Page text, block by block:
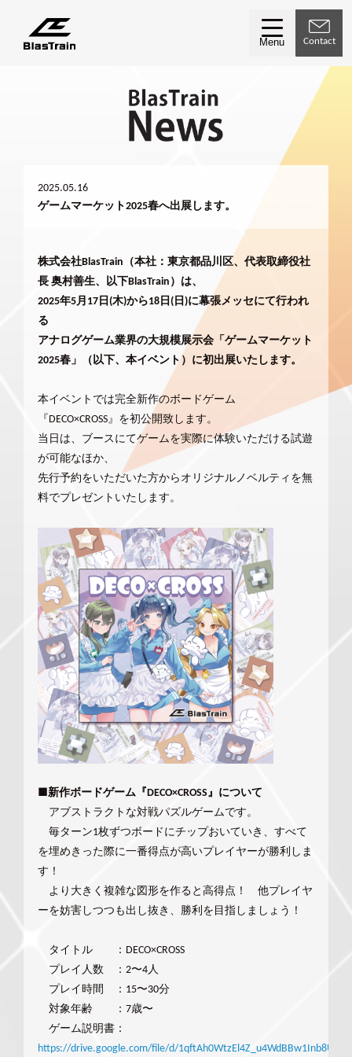
Menu Contact
2025.05.16
ゲームマーケット2025春へ出展します。
株式会社BlasTrain（本社：東京都品川区、代表取締役社
長 奥村善生、以下BlasTrain）は、
2025年5月17日(木)から18日(日)に幕張メッセにて行われ
る
アナログゲーム業界の大規模展示会「ゲームマーケット
2025春」（以下、本イベント）に初出展いたします。
本イベントでは完全新作のボードゲーム
『DECO×CROSS』を初公開致します。
当日は、ブースにてゲームを実際に体験いただける試遊
が可能なほか、
先行予約をいただいた方からオリジナルノベルティを無
料でプレゼントいたします。
■新作ボードゲーム『DECO×CROSS』について
アブストラクトな対戦パズルゲームです。
毎ターン1枚ずつボードにチップおいていき、すべて
を埋めきった際に一番得点が高いプレイヤーが勝利しま
す！
より大きく複雑な図形を作ると高得点！ 他プレイヤ
ーを妨害しつつも出し抜き、勝利を目指しましょう！
タイトル ：DECO×CROSS
プレイ人数 ：2〜4人
プレイ時間 ：15〜30分
対象年齢 ：7歳〜
ゲーム説明書：
https://drive.google.com/file/d/